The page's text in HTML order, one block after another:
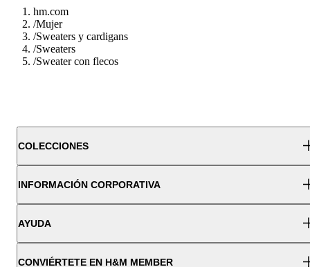
hm.com
/Mujer
/Sweaters y cardigans
/Sweaters
/Sweater con flecos
COLECCIONES
INFORMACIÓN CORPORATIVA
AYUDA
CONVIÉRTETE EN H&M MEMBER